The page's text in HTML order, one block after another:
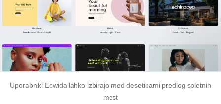
Uporabniki Ecwida lahko izbirajo med desetinami predlog spletnih
mest